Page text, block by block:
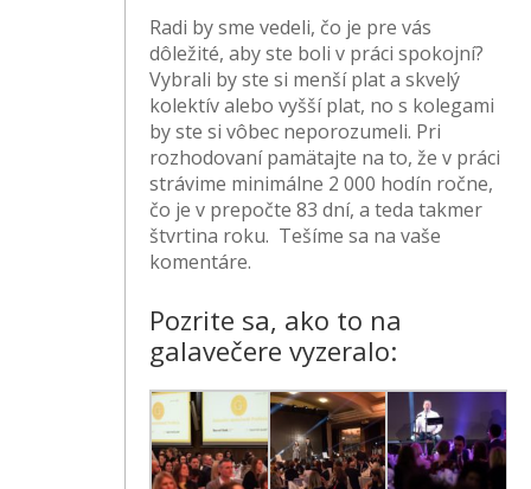
Radi by sme vedeli, čo je pre vás
dôležité, aby ste boli v práci spokojní?
Vybrali by ste si menší plat a skvelý
kolektív alebo vyšší plat, no s kolegami
by ste si vôbec neporozumeli. Pri
rozhodovaní pamätajte na to, že v práci
strávime minimálne 2 000 hodín ročne,
čo je v prepočte 83 dní, a teda takmer
štvrtina roku. Tešíme sa na vaše
komentáre.
Pozrite sa, ako to na
galavečere vyzeralo: